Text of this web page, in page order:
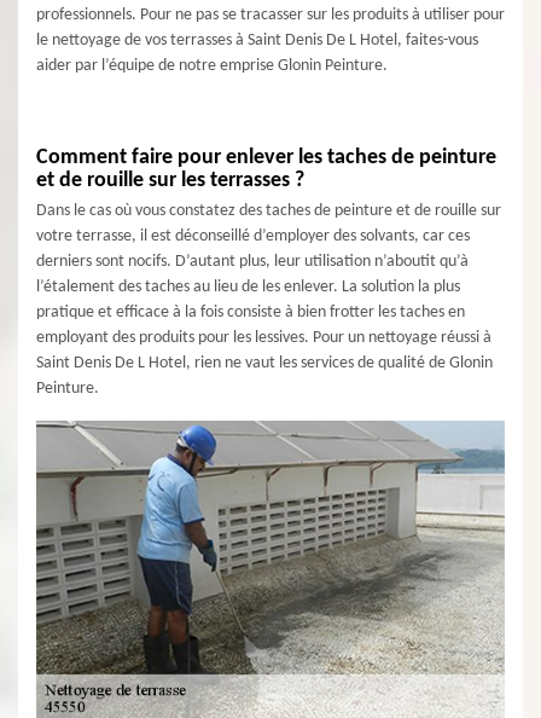
professionnels. Pour ne pas se tracasser sur les produits à utiliser pour
le nettoyage de vos terrasses à Saint Denis De L Hotel, faites-vous
aider par l’équipe de notre emprise Glonin Peinture.
Comment faire pour enlever les taches de peinture
et de rouille sur les terrasses ?
Dans le cas où vous constatez des taches de peinture et de rouille sur
votre terrasse, il est déconseillé d’employer des solvants, car ces
derniers sont nocifs. D’autant plus, leur utilisation n’aboutit qu’à
l’étalement des taches au lieu de les enlever. La solution la plus
pratique et efficace à la fois consiste à bien frotter les taches en
employant des produits pour les lessives. Pour un nettoyage réussi à
Saint Denis De L Hotel, rien ne vaut les services de qualité de Glonin
Peinture.